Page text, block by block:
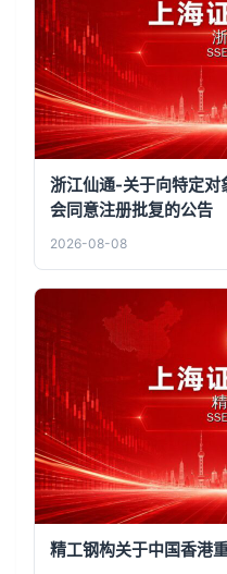
浙江仙通-关于向特定对
会同意注册批复的公告
2026-08-08
精工钢构关于中国香港